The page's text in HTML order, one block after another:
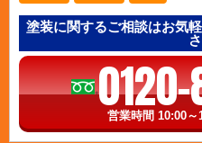
塗装に関するご相談はお気
営業時間 10:00～